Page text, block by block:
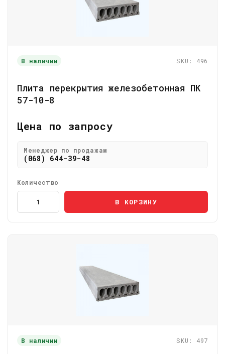
В наличии SKU: 496
Плита перекрытия железобетонная ПК
57-10-8
Цена по запросу
Менеджер по продажам
(068) 644-39-48
Количество
В КОРЗИНУ
В наличии SKU: 497